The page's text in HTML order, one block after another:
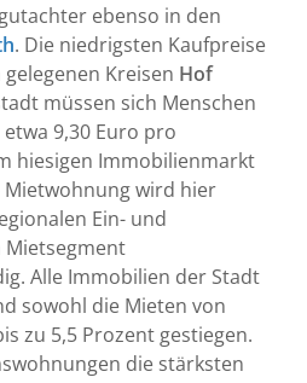
ebenso in den
. Die niedrigsten Kaufpreise
Kreisen Hof
müssen sich Menschen
9,30 Euro pro
hiesigen Immobilienmarkt
wird hier
Ein- und
Alle Immobilien der Stadt
sowohl die Mieten von
zu 5,5 Prozent gestiegen.
die stärksten